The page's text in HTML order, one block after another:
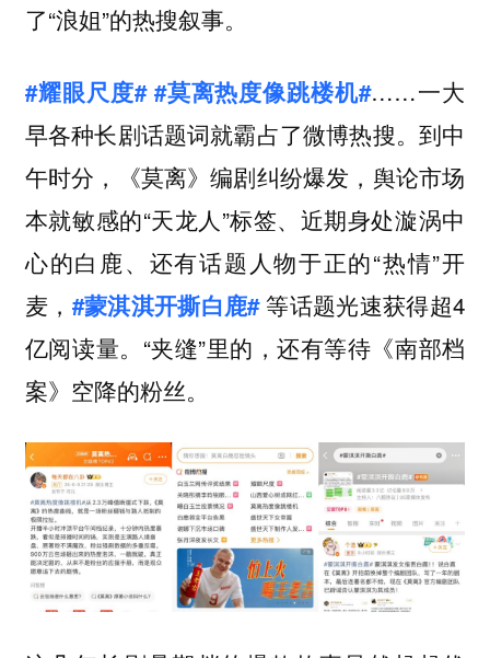
了“浪姐”的热搜叙事。
#耀眼尺度# #莫离热度像跳楼机#……一大
早各种长剧话题词就霸占了微博热搜。到中
午时分，《莫离》编剧纠纷爆发，舆论市场
本就敏感的“天龙人”标签、近期身处漩涡中
心的白鹿、还有话题人物于正的“热情”开
麦， #蒙淇淇开撕白鹿#等话题光速获得超4
亿阅读量。“夹缝”里的，还有等待《南部档
案》空降的粉丝。